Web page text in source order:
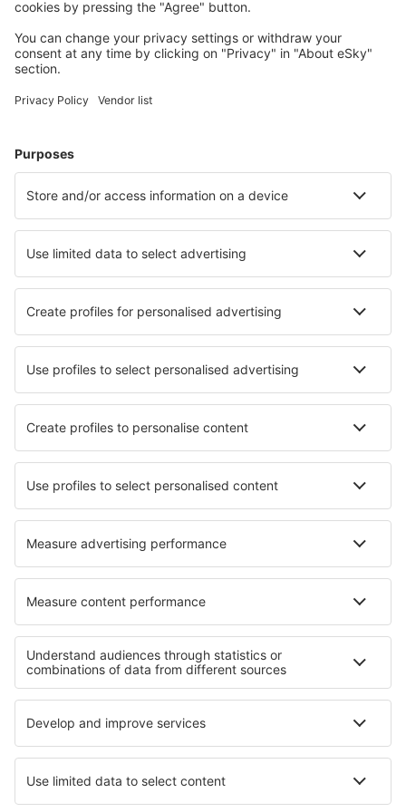
Naplánujte si cestu
Letenky
Ubytování
Let+Hotel
Hotely
Transfery
Sportovní události
Přečtěte si více
Garance nejnižší ceny
Mobilní aplikace
Letecké společnosti
Ryanair
Wizz Air
easyJet
Lufthansa
O eSky
Všeobecné podmínky
Moje rezervace
Politika ochrany soukromí
Podpora a kontakt